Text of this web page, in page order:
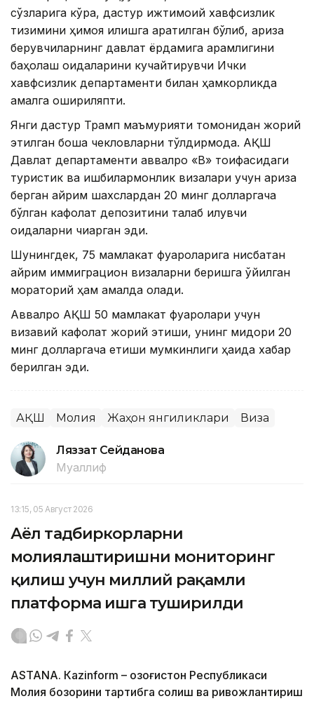
сўзларига кўра, дастур ижтимоий хавфсизлик
тизимини ҳимоя қилишга қаратилган бўлиб, ариза
берувчиларнинг давлат ёрдамига қарамлигини
баҳолаш қоидаларини кучайтирувчи Ички
хавфсизлик департаменти билан ҳамкорликда
амалга ошириляпти.
Янги дастур Трамп маъмурияти томонидан жорий
этилган бошқа чекловларни тўлдирмоқда. АҚШ
Давлат департаменти аввалроқ «B» тоифасидаги
туристик ва ишбилармонлик визалари учун ариза
берган айрим шахслардан 20 минг долларгача
бўлган кафолат депозитини талаб қилувчи
қоидаларни чиқарган эди.
Шунингдек, 75 мамлакат фуқароларига нисбатан
айрим иммиграцион визаларни беришга қўйилган
мораторий ҳам амалда қолади.
Аввалроқ АҚШ 50 мамлакат фуқаролари учун
визавий кафолат жорий этиши, унинг миқдори 20
минг долларгача етиши мумкинлиги ҳақида хабар
берилган эди.
АҚШ Молия Жаҳон янгиликлари Виза
Ляззат Сейданова
Муаллиф
13:15, 05 Август 2026
Аёл тадбиркорларни
молиялаштиришни мониторинг
қилиш учун миллий рақамли
платформа ишга туширилди
ASTANА. Кazinform – Қозоғистон Республикаси
Молия бозорини тартибга солиш ва ривожлантириш